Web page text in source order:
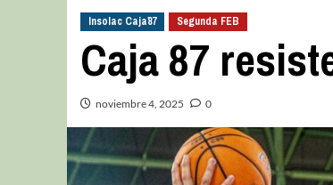
Insolac Caja´87 Segunda FEB
Caja 87
noviembre 4, 2025 0